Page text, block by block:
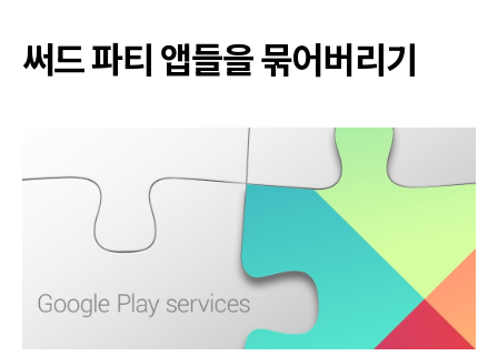
써드 파티 앱들을 묶어버리기